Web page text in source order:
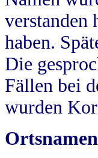
verstanden
haben.
Die
Fällen bei
wurden
Ortsnamen